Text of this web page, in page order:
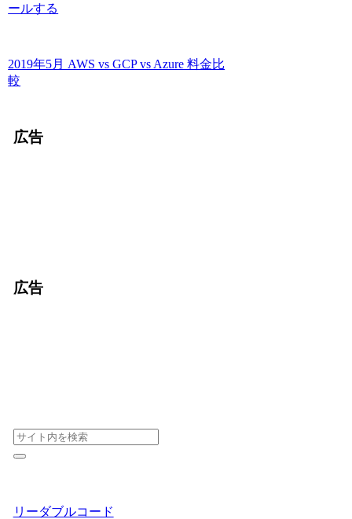
ールする
2019年5月 AWS vs GCP vs Azure 料金比
較
広告
広告
リーダブルコード